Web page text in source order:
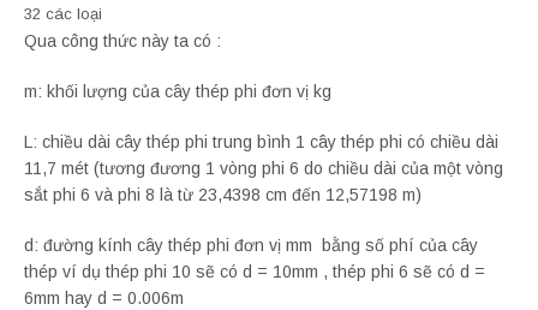
32 các loại
Qua công thức này ta có :
m: khối lượng của cây thép phi đơn vị kg
L: chiều dài cây thép phi trung bình 1 cây thép phi có chiều dài
11,7 mét (tương đương 1 vòng phi 6 do chiều dài của một vòng
sắt phi 6 và phi 8 là từ 23,4398 cm đến 12,57198 m)
d: đường kính cây thép phi đơn vị mm bằng số phí của cây
thép ví dụ thép phi 10 sẽ có d = 10mm , thép phi 6 sẽ có d =
6mm hay d = 0.006m